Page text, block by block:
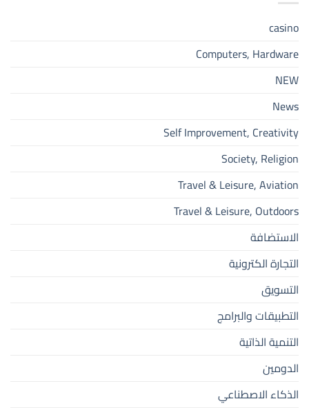
casino
Computers, Hardware
NEW
News
Self Improvement, Creativity
Society, Religion
Travel & Leisure, Aviation
Travel & Leisure, Outdoors
الاستضافة
التجارة الكترونية
التسويق
التطبيقات والبرامج
التنمية الذاتية
الدومين
الذكاء الاصطناعي